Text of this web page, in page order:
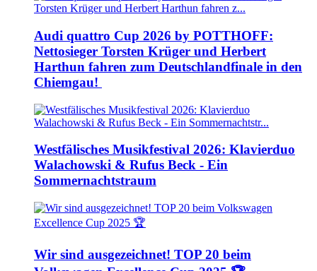
Audi quattro Cup 2026 by POTTHOFF:
Nettosieger Torsten Krüger und Herbert
Harthun fahren zum Deutschlandfinale in den
Chiemgau!
Westfälisches Musikfestival 2026: Klavierduo
Walachowski & Rufus Beck - Ein
Sommernachtstraum
Wir sind ausgezeichnet! TOP 20 beim